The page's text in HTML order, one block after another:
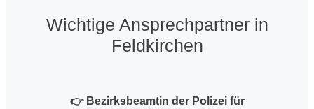
Wichtige Ansprechpartner in
Feldkirchen
👉 Bezirksbeamtin der Polizei für